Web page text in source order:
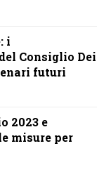
i
Consiglio Dei
futuri
2023 e
misure per